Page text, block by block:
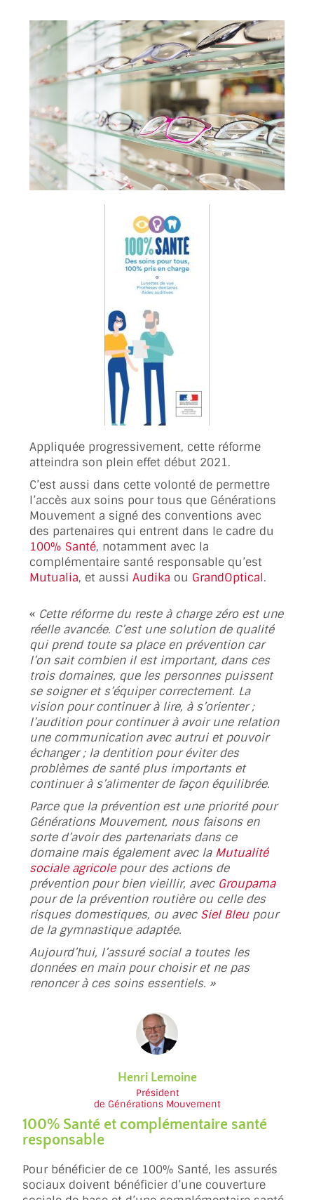
Appliquée progressivement, cette réforme
atteindra son plein effet début 2021.
C’est aussi dans cette volonté de permettre
l’accès aux soins pour tous que Générations
Mouvement a signé des conventions avec
des partenaires qui entrent dans le cadre du
100% Santé, notamment avec la
complémentaire santé responsable qu’est
Mutualia, et aussiAudika ou GrandOptical.
« Cette réforme du reste à charge zéro est une
réelle avancée. C’est une solution de qualité
qui prend toute sa place en prévention car
l’on sait combien il est important, dans ces
trois domaines, que les personnes puissent
se soigner et s’équiper correctement. La
vision pour continuer à lire, à s’orienter ;
l’audition pour continuer à avoir une relation
une communication avec autrui et pouvoir
échanger ; la dentition pour éviter des
problèmes de santé plus importants et
continuer à s’alimenter de façon équilibrée.
Parce que la prévention est une priorité pour
Générations Mouvement, nous faisons en
sorte d’avoir des partenariats dans ce
domaine mais également avec la Mutualité
sociale agricole pour des actions de
prévention pour bien vieillir, avec Groupama
pour de la prévention routière ou celle des
risques domestiques, ou avec Siel Bleu pour
de la gymnastique adaptée.
Aujourd’hui, l’assuré social a toutes les
données en main pour choisir et ne pas
renoncer à ces soins essentiels. »
Henri Lemoine
Président
de Générations Mouvement
100% Santé et complémentaire santé
responsable
Pour bénéficier de ce 100% Santé, les assurés
sociaux doivent bénéficier d’une couverture